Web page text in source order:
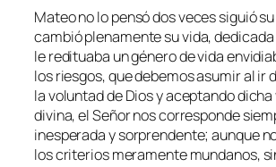
Mateo no lo pensó dos veces siguió
cambió plenamente su vida,
le redituaba un género de vida
los riesgos, que debemos asumir al ir
la voluntad de Dios y aceptando
divina, el Señor nos corresponde
inesperada y sorprendente; aunque
los criterios meramente mundanos,